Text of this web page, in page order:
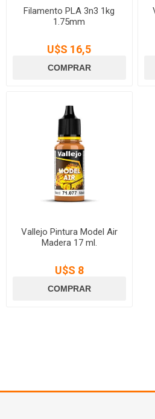
Filamento PLA 3n3 1kg
1.75mm
U$S 16,5
Vallejo Pintura Model Air
Madera 17 ml.
U$S 8